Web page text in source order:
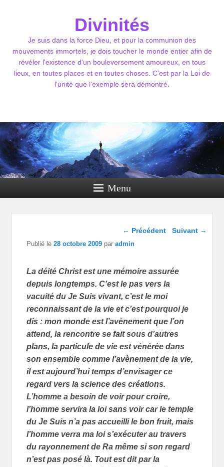
Divinités
Je suis dans la force Dieu, et pour la communion des
mouvements immortels, je dois toucher le monde entier afin de
révéler l'existence d'un bouleversement amoureux, en tous
lieux, en toutes places et en toutes choses. C'est par la Loi de
l'unité que l'exemple sera démontré.
Menu
Navigation dans les
← Précédent Suivant →
Publié le28 octobre 2009 paradmin
La déité Christ est une mémoire assurée
depuis longtemps. C’est le pas vers la
vacuité du Je Suis vivant, c’est le moi
reconnaissant de la vie et c’est pourquoi je
dis : mon monde est l’avènement que l’on
attend, la rencontre se fait sous d’autres
plans, la particule de vie est vénérée dans
son ensemble comme l’avènement de la vie,
il est aujourd’hui temps d’envisager ce
regard vers la science des créations.
L’homme a besoin de voir pour croire,
l’homme servira la loi sans voir car le temple
du Je Suis n’a pas accueilli le bon fruit, mais
l’homme verra ma loi s’exécuter au travers
du rayonnement de Ra même si son regard
n’est pas posé là. Tout est dit par la